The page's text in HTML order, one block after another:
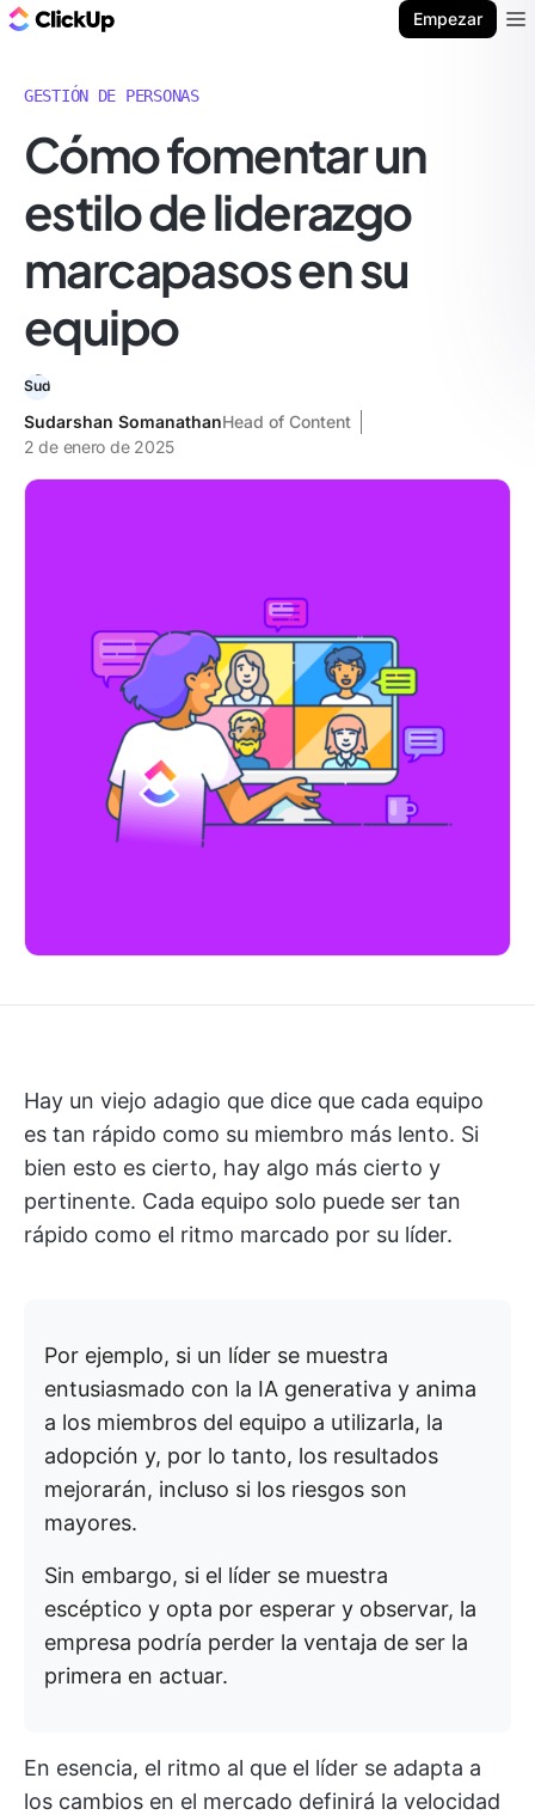
Empezar
GESTIÓN DE PERSONAS
Cómo fomentar un
estilo de liderazgo
marcapasos en su
equipo
Sudarshan SomanathanHead of Content
2 de enero de 2025
Hay un viejo adagio que dice que cada equipo
es tan rápido como su miembro más lento. Si
bien esto es cierto, hay algo más cierto y
pertinente. Cada equipo solo puede ser tan
rápido como el ritmo marcado por su líder.
Por ejemplo, si un líder se muestra
entusiasmado con la IA generativa y anima
a los miembros del equipo a utilizarla, la
adopción y, por lo tanto, los resultados
mejorarán, incluso si los riesgos son
mayores.
Sin embargo, si el líder se muestra
escéptico y opta por esperar y observar, la
empresa podría perder la ventaja de ser la
primera en actuar.
En esencia, el ritmo al que el líder se adapta a
los cambios en el mercado definirá la velocidad